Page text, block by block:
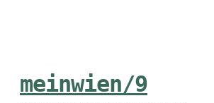
meinwien/9